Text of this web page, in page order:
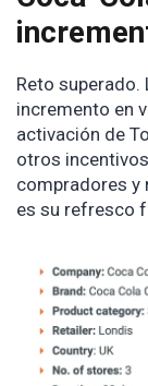
Reto superado.
incremento en
activación de
otros
compradores y
es su refresco